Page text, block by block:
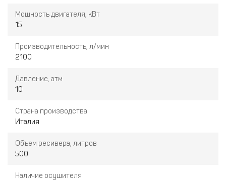
Мощность двигателя, кВт
15
Производительность, л/мин
2100
Давление, атм
10
Страна производства
Италия
Объем ресивера, литров
500
Наличие осушителя